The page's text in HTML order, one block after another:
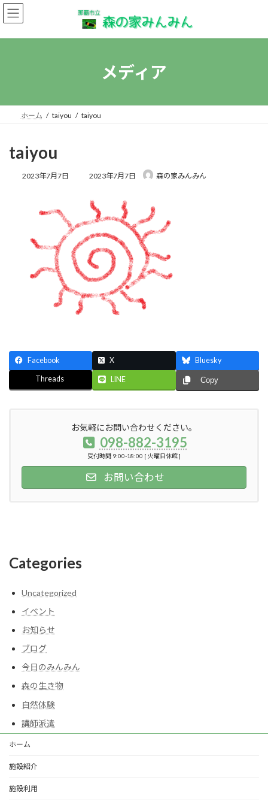
コ
ン
ン
ナ
ビ
ー
メディア
ホーム taiyou taiyou
taiyou
2023年7月7日
最
新
日
時
:
2023年7月7日 森の家みんみん
Facebook X Bluesky
Threads LINE Copy
お気軽にお問い合わせください。
098-882-3195
受付時間 9:00-18:00 [ 火曜日休館 ]
お問い合わせ
Categories
Uncategorized
イベント
お知らせ
ブログ
今日のみんみん
森の生き物
自然体験
講師派遣
ホーム
施設紹介
施設利用